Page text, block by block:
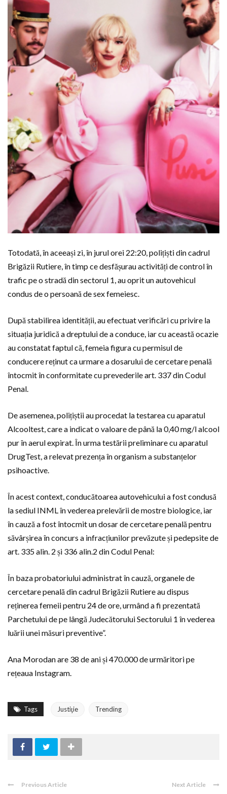
Totodată, în aceeași zi, în jurul orei 22:20, polițiști din cadrul
Brigăzii Rutiere, în timp ce desfășurau activități de control în
trafic pe o stradă din sectorul 1, au oprit un autovehicul
condus de o persoană de sex femeiesc.
După stabilirea identității, au efectuat verificări cu privire la
situația juridică a dreptului de a conduce, iar cu această ocazie
au constatat faptul că, femeia figura cu permisul de
conducere reținut ca urmare a dosarului de cercetare penală
întocmit în conformitate cu prevederile art. 337 din Codul
Penal.
De asemenea, polițiștii au procedat la testarea cu aparatul
Alcooltest, care a indicat o valoare de până la 0,40 mg/l alcool
pur în aerul expirat. În urma testării preliminare cu aparatul
DrugTest, a relevat prezența în organism a substanțelor
psihoactive.
În acest context, conducătoarea autovehicului a fost condusă
la sediul INML în vederea prelevării de mostre biologice, iar
în cauză a fost întocmit un dosar de cercetare penală pentru
săvârșirea în concurs a infracțiunilor prevăzute și pedepsite de
art. 335 alin. 2 și 336 alin.2 din Codul Penal:
În baza probatoriului administrat în cauză, organele de
cercetare penală din cadrul Brigăzii Rutiere au dispus
reținerea femeii pentru 24 de ore, urmând a fi prezentată
Parchetului de pe lângă Judecătorului Sectorului 1 în vederea
luării unei măsuri preventive”.
Ana Morodan are 38 de ani și 470.000 de urmăritori pe
rețeaua Instagram.
Tags Justiţie Trending
Previous Article Next Article